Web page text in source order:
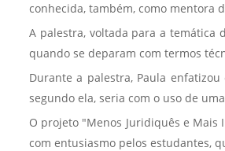
conhecida, também, como mentora
A palestra, voltada para a temática
quando se deparam com termos
Durante a palestra, Paula
segundo ela, seria com o uso de
O projeto "Menos Juridiquês e Mais
com entusiasmo pelos estudantes,